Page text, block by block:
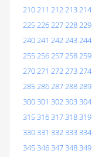
210211 212213214
225226227228229
240241 242243244
255256257258259
270271 272273274
285286287288289
300301 302303304
315316317318319
330331 332333334
345346347348349